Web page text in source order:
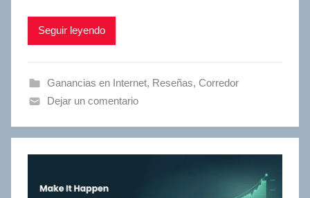
Seguir leyendo
Ganancias en Internet, Reseñas, Сorredor
Dejar un comentario